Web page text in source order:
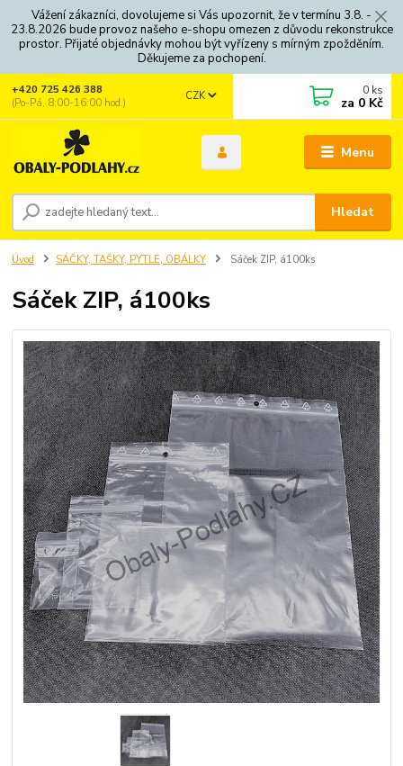
Vážení zákazníci, dovolujeme si Vás upozornit, že v termínu 3.8. -
23.8.2026 bude provoz našeho e-shopu omezen z důvodu rekonstrukce
prostor. Přijaté objednávky mohou být vyřízeny s mírným zpožděním.
Děkujeme za pochopení.
Menu
CZK
Hledat
+420 725 426 388
(Po-Pá, 8:00-16:00 hod.)
0 ks
za 0 Kč
Úvod SÁČKY, TAŠKY, PYTLE, OBÁLKY Sáček ZIP, á100ks
Sáček ZIP, á100ks